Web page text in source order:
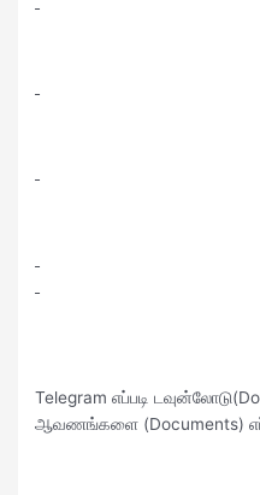
Telegram எப்படி
ஆவணங்களை (Documents)